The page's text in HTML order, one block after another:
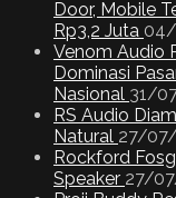
Door, Mobile
Rp3,2 Juta
Venom Audio
Dominasi
Nasional 31/
RS Audio
Natural 27/
Rockford
Speaker 27/